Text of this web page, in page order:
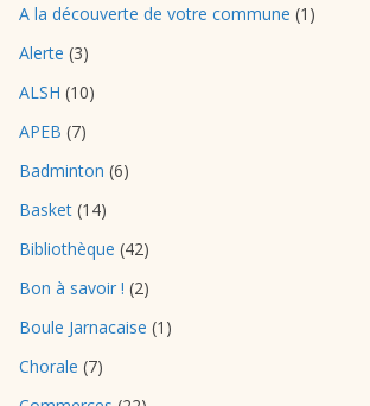
A la découverte de votre commune (1)
Alerte (3)
ALSH (10)
APEB (7)
Badminton (6)
Basket (14)
Bibliothèque (42)
Bon à savoir ! (2)
Boule Jarnacaise (1)
Chorale (7)